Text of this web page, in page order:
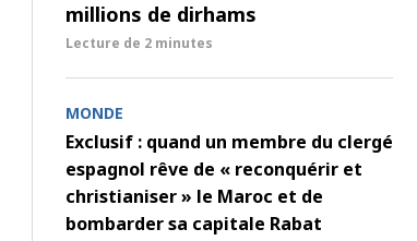
millions de dirhams
Lecture de 2 minutes
MONDE
Exclusif : quand un membre du clergé
espagnol rêve de « reconquérir et
christianiser » le Maroc et de
bombarder sa capitale Rabat